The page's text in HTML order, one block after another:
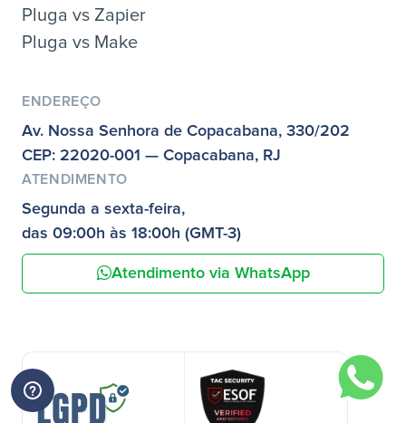
Pluga vs Zapier
Pluga vs Make
ENDEREÇO
Av. Nossa Senhora de Copacabana, 330/202
CEP: 22020-001 — Copacabana, RJ
ATENDIMENTO
Segunda a sexta-feira,
das 09:00h às 18:00h (GMT-3)
Atendimento via WhatsApp